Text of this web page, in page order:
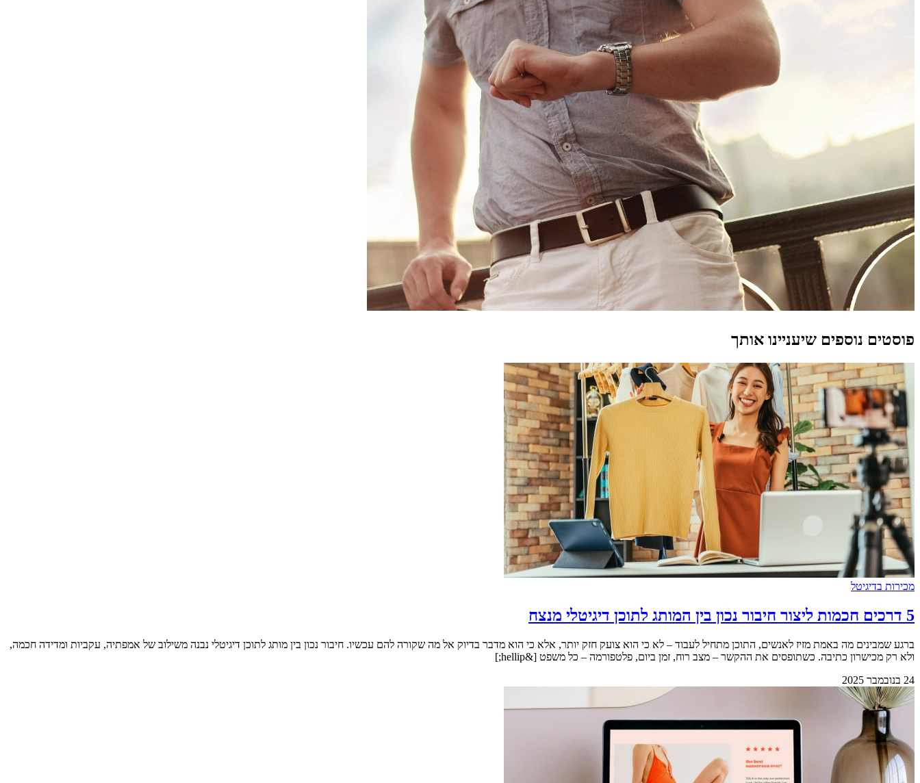
פוסטים נוספים שיעניינו אותך
מכירות בדיגיטל
5 דרכים חכמות ליצור חיבור נכון בין המותג לתוכן דיגיטלי מנצח
ברגע שמבינים מה באמת מזיז לאנשים, התוכן מתחיל לעבוד – לא כי הוא צועק חזק יותר, אלא כי הוא מדבר בדיוק אל מה שקורה להם עכשיו. חיבור נכון בין מותג לתוכן דיגיטלי נבנה משילוב של אמפתיה, עקביות ומדידה חכמה,
ולא רק מכישרון כתיבה. כשתופסים את ההקשר – מצב רוח, זמן ביום, פלטפורמה – כל משפט [&hellip;]
24 בנובמבר 2025